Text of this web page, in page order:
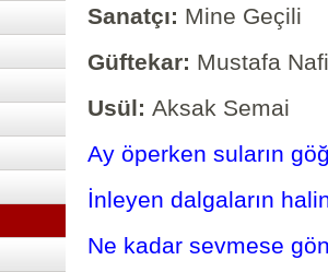
Sanatçı: Mine Geçili
Güftekar: Mustafa
Usül: Aksak Semai
Ay öperken suların
İnleyen dalgaların
Ne kadar sevmese